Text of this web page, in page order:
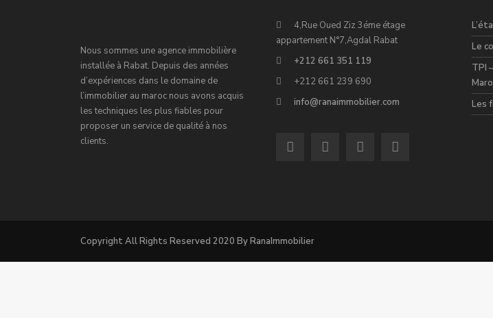
Nous sommes une agence immobilière
installée à Rabat. Depuis des années
d’expériences dans le domaine de
l’immobilier au maroc nous avons acquis
les techniques les plus fiables pour
proposer un service de qualité à nos
clients.
4,Rue Oued Ziz 3éme étage
appartement N°7,Agdal Rabat
+212 661 351 119
+212 661 239 690
info@ranaimmobilier.com
Le
TPI
Les
Copyright All Rights Reserved 2020 By RanaImmobilier